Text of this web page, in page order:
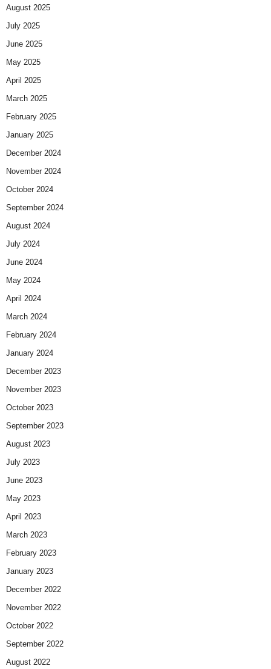
August 2025
July 2025
June 2025
May 2025
April 2025
March 2025
February 2025
January 2025
December 2024
November 2024
October 2024
September 2024
August 2024
July 2024
June 2024
May 2024
April 2024
March 2024
February 2024
January 2024
December 2023
November 2023
October 2023
September 2023
August 2023
July 2023
June 2023
May 2023
April 2023
March 2023
February 2023
January 2023
December 2022
November 2022
October 2022
September 2022
August 2022